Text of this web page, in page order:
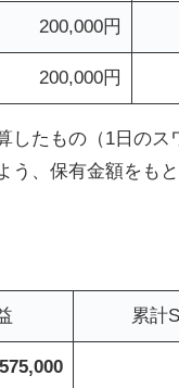
200,000円
200,000円
したもの（1日の
う、保有金額をも
累計
575,000